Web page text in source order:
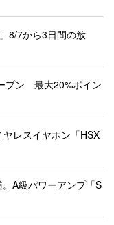
8/7から3日間の放
プン 最大20%ポイン
レスイヤホン「HSX
A級パワーアンプ「S